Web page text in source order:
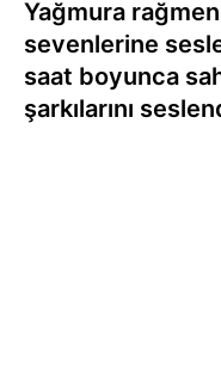
Yağmura
sevenlerine
saat boyunca
şarkılarını